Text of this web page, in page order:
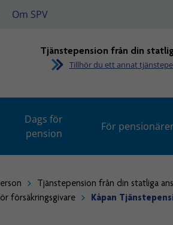
Om SPV
Tjänstepension från din
Tillhör du ett annat
Dags för
pension
För pensionärer
Tjänstepension från din statliga
försäkringsgivare
Kåpan